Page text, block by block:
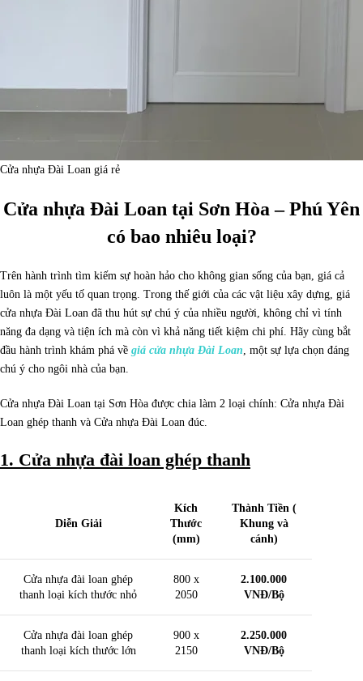
Cửa nhựa Đài Loan giá rẻ
Cửa nhựa Đài Loan tại Sơn Hòa – Phú Yên
có bao nhiêu loại?
Trên hành trình tìm kiếm sự hoàn hảo cho không gian sống của bạn, giá cả
luôn là một yếu tố quan trọng. Trong thế giới của các vật liệu xây dựng, giá
cửa nhựa Đài Loan đã thu hút sự chú ý của nhiều người, không chỉ vì tính
năng đa dạng và tiện ích mà còn vì khả năng tiết kiệm chi phí. Hãy cùng bắt
đầu hành trình khám phá về giá cửa nhựa Đài Loan, một sự lựa chọn đáng
chú ý cho ngôi nhà của bạn.
Cửa nhựa Đài Loan tại Sơn Hòa được chia làm 2 loại chính: Cửa nhựa Đài
Loan ghép thanh và Cửa nhựa Đài Loan đúc.
1. Cửa nhựa đài loan ghép thanh
Diễn Giải
Kích
Thước
(mm)
Thành Tiền (
Khung và
cánh)
Cửa nhựa đài loan ghép
thanh loại kích thước nhỏ
800 x
2050
2.100.000
VNĐ/Bộ
Cửa nhựa đài loan ghép
thanh loại kích thước lớn
900 x
2150
2.250.000
VNĐ/Bộ